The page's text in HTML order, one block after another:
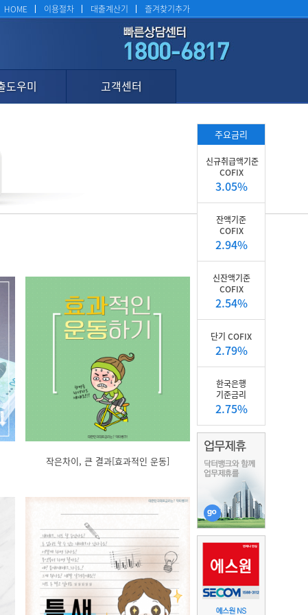
HOME 이용절차 대출계산기 즐겨찾기추가
도우미 고객센터
작은차이, 큰 결과[효과적인 운동]
주요금리
신규취급액기준
COFIX
3.05%
잔액기준
COFIX
2.94%
신잔액기준
COFIX
2.54%
단기 COFIX
2.79%
한국은행
기준금리
2.75%